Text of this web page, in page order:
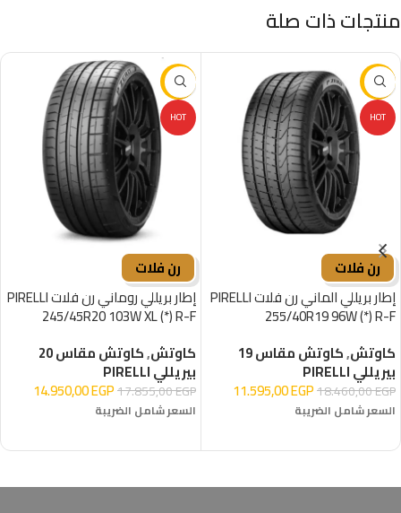
منتجات ذات صلة
-37%
HOT
رن فلات
إطار بريللي الماني رن فلات PIRELLI
255/40R19 96W (*) R-F
كاوتش,كاوتش مقاس 19
بيريللي PIRELLI
18.460,00EGP
11.595,00EGP
السعر شامل الضريبة
-16%
HOT
رن فلات
إطار بريللي روماني رن فلات PIRELLI
245/45R20 103W XL (*) R-F
كاوتش,كاوتش مقاس 20
بيريللي PIRELLI
17.855,00EGP
14.950,00EGP
السعر شامل الضريبة